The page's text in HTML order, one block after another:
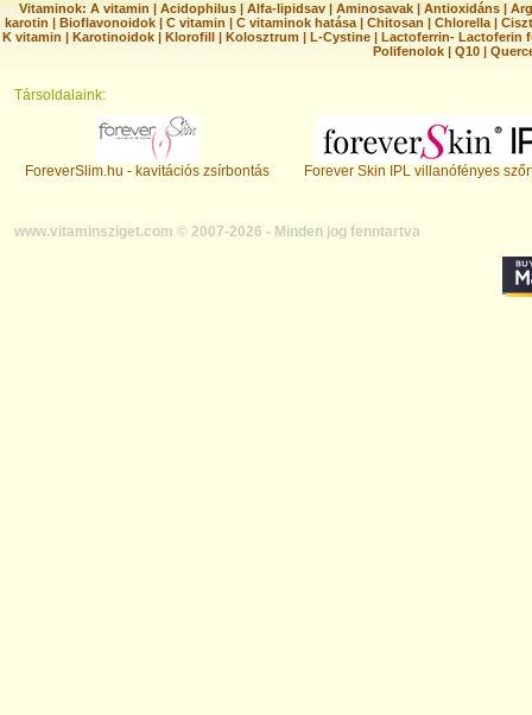
Vitaminok: A vitamin |Acidophilus |Alfa-lipidsav |Aminosavak |Antioxidáns |
karotin | Bioflavonoidok | C vitamin | C vitaminok hatása | Chitosan | Chlorella |
K vitamin | Karotinoidok | Klorofill | Kolosztrum | L-Cystine | Lactoferrin- Lactoferin
Polifenolok |Q10 |
Társoldalaink:
ForeverSlim.hu - kavitációs zsírbontás Forever Skin IPL villanófényes
www.vitaminsziget.com © 2007-2026 - Minden jog fenntartva